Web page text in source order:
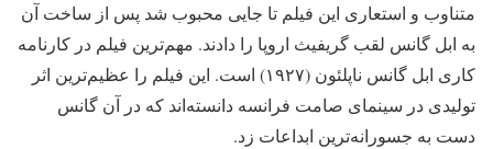
متناوب و استعاری این فیلم تا جایی محبوب شد پس از ساخت آن
به ابل گانس لقب گریفیث اروپا را دادند. مهم‌ترین فیلم در کارنامه
کاری ابل گانس ناپلئون (۱۹۲۷) است. این فیلم را عظیم‌ترین اثر
تولیدی در سینمای صامت فرانسه دانسته‌اند که در آن گانس
دست به جسورانه‌ترین ابداعات زد.